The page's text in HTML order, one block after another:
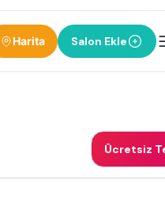
Harita Salon Ekle
Ücretsiz